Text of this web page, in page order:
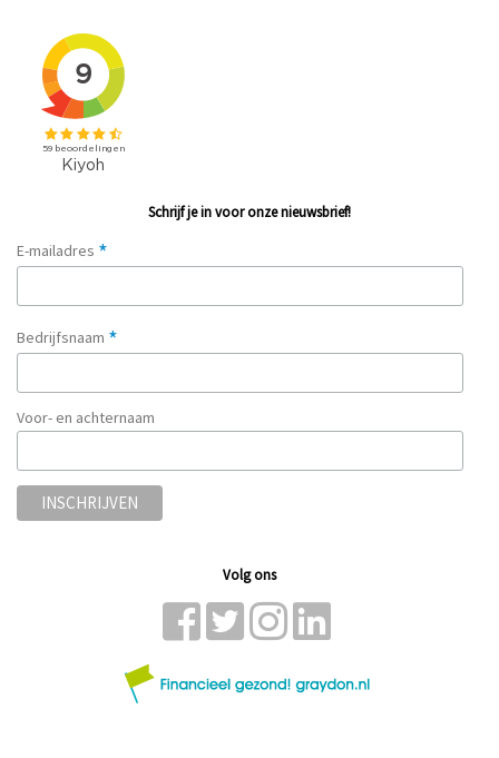
Schrijf je in voor onze nieuwsbrief!
E-mailadres *
Bedrijfsnaam *
Voor- en achternaam
Volg ons